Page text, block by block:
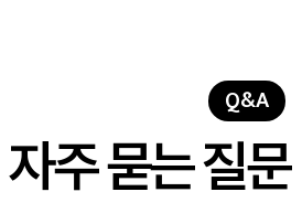
Q&A
자주 묻는 질문